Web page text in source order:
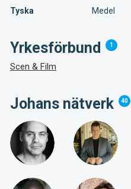
Tyska Medel
Yrkesförbund 1
Scen & Film
Johans nätverk 40